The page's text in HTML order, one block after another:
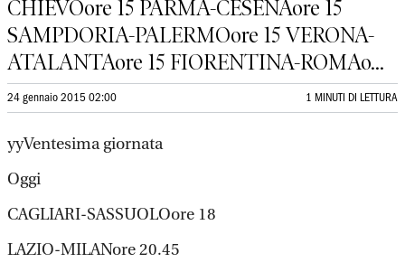
CHIEVOore 15 PARMA-CESENAore 15
SAMPDORIA-PALERMOore 15 VERONA-
ATALANTAore 15 FIORENTINA-ROMAo...
24 gennaio 2015 02:00 1 MINUTI DI LETTURA
yyVentesima giornata
Oggi
CAGLIARI-SASSUOLOore 18
LAZIO-MILANore 20.45